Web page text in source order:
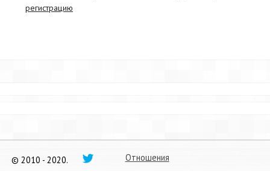
регистрацию
© 2010 - 2020. Отношения